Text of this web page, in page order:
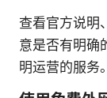
查看官方说明
意是否有明确
明运营的服务。